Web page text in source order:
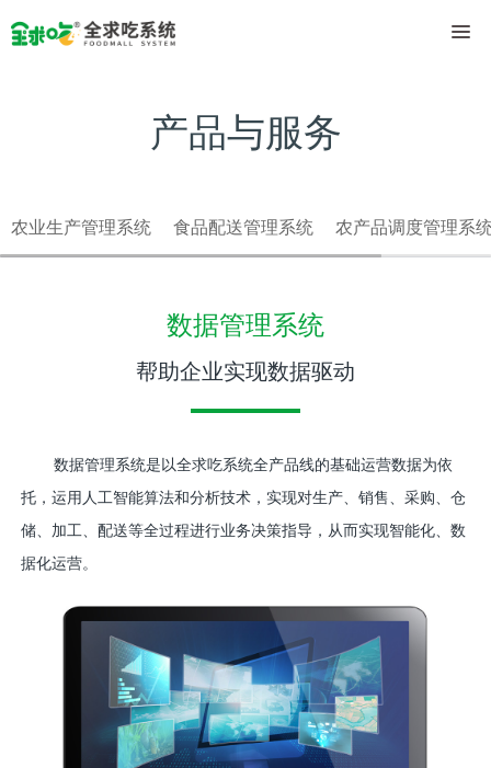
产品与服务
农业生产管理系统 食品配送管理系统 农产品调度管理系
数据管理系统
帮助企业实现数据驱动
数据管理系统是以全求吃系统全产品线的基础运营数据为依
托，运用人工智能算法和分析技术，实现对生产、销售、采购、仓
储、加工、配送等全过程进行业务决策指导，从而实现智能化、数
据化运营。